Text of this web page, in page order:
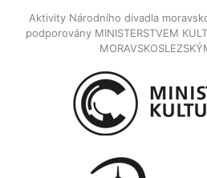
Aktivity Národního divadla
podporovány MINISTERSTVEM